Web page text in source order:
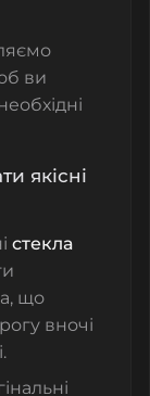
ви
якісні
стекла
що
вночі